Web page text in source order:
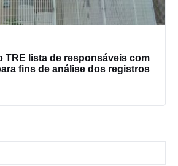
TRE lista de responsáveis com
fins de análise dos registros